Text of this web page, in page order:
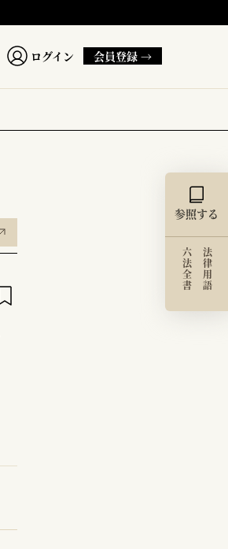
ログイン 会員登録 →
参照する
法律用語
六法全書